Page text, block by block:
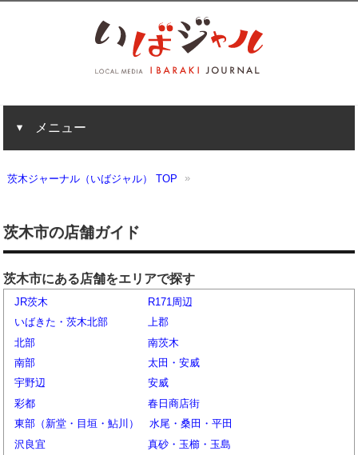
メニュー
茨木ジャーナル（いばジャル） TOP
茨木市の店舗ガイド
茨木市にある店舗をエリアで探す
JR茨木
R171周辺
いばきた・茨木北部
上郡
北部
南茨木
南部
太田・安威
宇野辺
安威
彩都
春日商店街
東部（新堂・目垣・鮎川）
水尾・桑田・平田
沢良宜
真砂・玉櫛・玉島